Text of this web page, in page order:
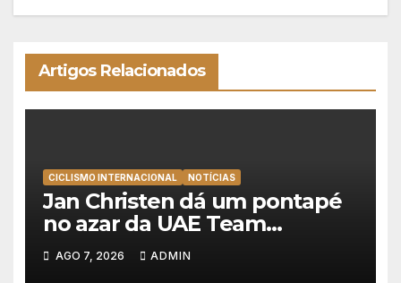
Artigos Relacionados
CICLISMO INTERNACIONAL NOTÍCIAS
Jan Christen dá um pontapé
no azar da UAE Team
Emirates e vence na Volta a
Polónia
AGO 7, 2026 ADMIN